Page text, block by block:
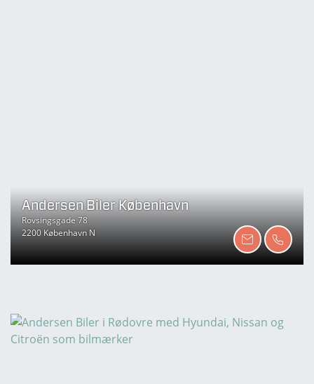
Andersen Biler København
Rovsingsgade 78
2200 København N